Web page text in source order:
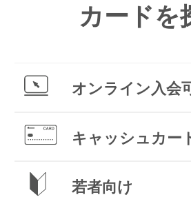
カードを
オンライン入会
キャッシュカー
若者向け